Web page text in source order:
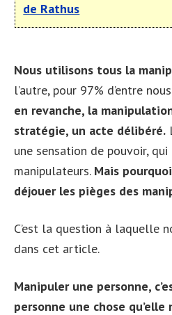
de Rathus
Nous utilisons tous la
l’autre, pour 97% d’entre
en revanche, la
stratégie, un acte délibéré.
une sensation de pouvoir, qui
manipulateurs. Mais
déjouer les pièges des
C’est la question à laquelle
dans cet article.
Manipuler une personne,
personne une chose qu’elle